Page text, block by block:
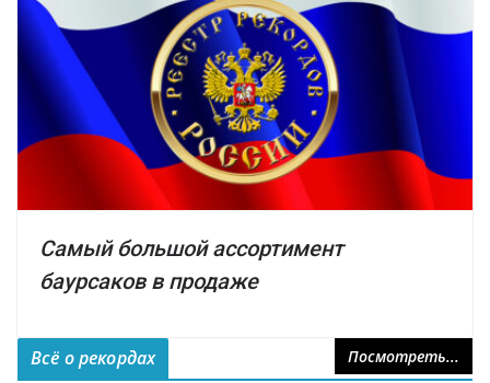
Самый большой ассортимент
баурсаков в продаже
Всё о рекордах Посмотреть...